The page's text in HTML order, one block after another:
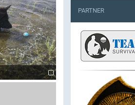
PARTNER